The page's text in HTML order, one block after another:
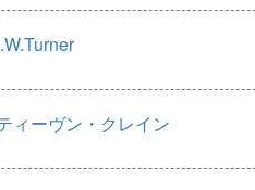
ィーヴン・クレイン